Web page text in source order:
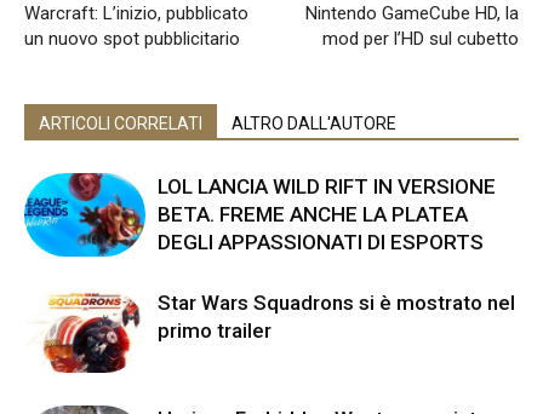
Warcraft: L’inizio, pubblicato
un nuovo spot pubblicitario
Nintendo GameCube HD, la
mod per l’HD sul cubetto
ARTICOLI CORRELATI ALTRO DALL'AUTORE
LOL LANCIA WILD RIFT IN VERSIONE
BETA. FREME ANCHE LA PLATEA
DEGLI APPASSIONATI DI ESPORTS
Star Wars Squadrons si è mostrato nel
primo trailer